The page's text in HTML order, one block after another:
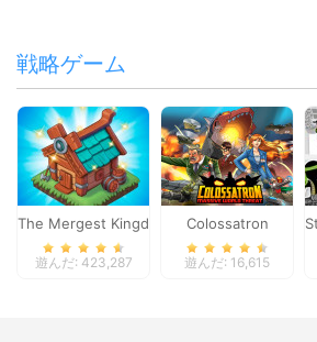
戦略ゲーム
The Mergest Kingdom
遊んだ: 423,287
Colossatron
遊んだ: 16,615